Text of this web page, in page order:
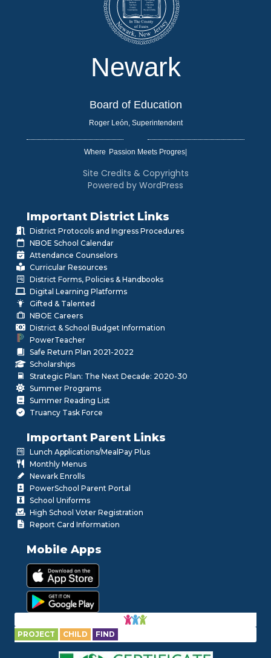
Newark
Board of Education
Roger León, Superintendent
Where
Site Credits & Copyrights
Powered by WordPress
Important District Links
District Protocols and Ingress Procedures
NBOE School Calendar
Attendance Counselors
Curricular Resources
District Forms, Policies & Handbooks
Digital Learning Platforms
Gifted & Talented
NBOE Careers
District & School Budget Information
PowerTeacher
Safe Return Plan 2021-2022
Scholarships
Strategic Plan: The Next Decade: 2020-30
Summer Programs
Summer Reading List
Truancy Task Force
Important Parent Links
Lunch Applications/MealPay Plus
Monthly Menus
Newark Enrolls
PowerSchool Parent Portal
School Uniforms
High School Voter Registration
Report Card Information
Mobile Apps
PROJECT CHILD FIND